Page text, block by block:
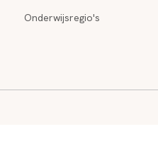
Onderwijsregio's